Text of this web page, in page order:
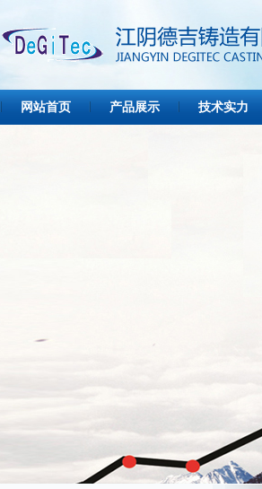
网站首页 产品展示 技术实力